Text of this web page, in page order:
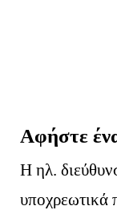
Αφήστε
Η ηλ.
υποχρεωτικά